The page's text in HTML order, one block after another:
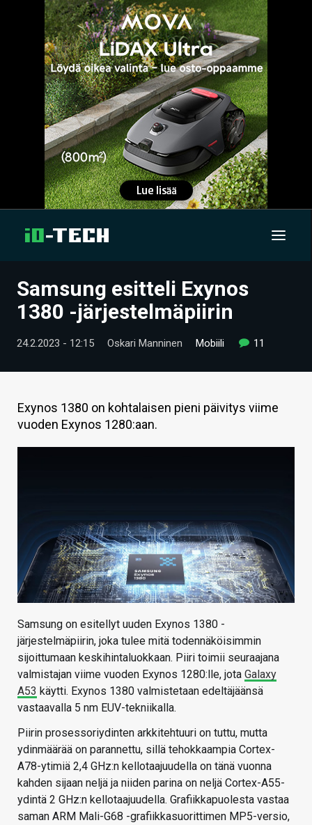
UUTISET
TIETOA
HINTA.FI
HAKU
Samsung esitteli Exynos
1380 -järjestelmäpiirin
24.2.2023 - 12:15 Oskari Manninen Mobiili 11
Exynos 1380 on kohtalaisen pieni päivitys viime
vuoden Exynos 1280:aan.
Samsung on esitellyt uuden Exynos 1380 -
järjestelmäpiirin, joka tulee mitä todennäköisimmin
sijoittumaan keskihintaluokkaan. Piiri toimii seuraajana
valmistajan viime vuoden Exynos 1280:lle, jota Galaxy
A53 käytti. Exynos 1380 valmistetaan edeltäjäänsä
vastaavalla 5 nm EUV-tekniikalla.
Piirin prosessoriydinten arkkitehtuuri on tuttu, mutta
ydinmäärää on parannettu, sillä tehokkaampia Cortex-
A78-ytimiä 2,4 GHz:n kellotaajuudella on tänä vuonna
kahden sijaan neljä ja niiden parina on neljä Cortex-A55-
ydintä 2 GHz:n kellotaajuudella. Grafiikkapuolesta vastaa
saman ARM Mali-G68 -grafiikkasuorittimen MP5-versio,